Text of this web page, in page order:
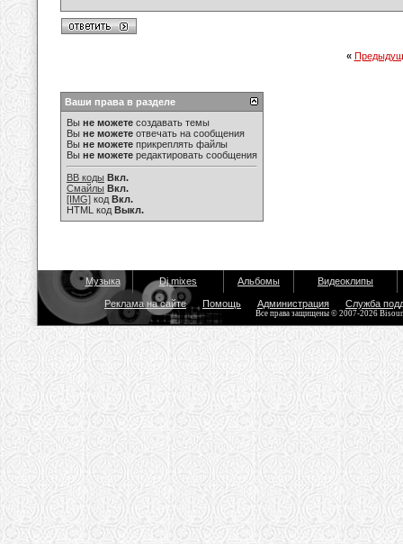
«
Ваши права в разделе
Вы не можете создавать темы
Вы не можете отвечать на сообщения
Вы не можете прикреплять файлы
Вы не можете редактировать сообщения
BB коды Вкл.
Смайлы Вкл.
[IMG] код Вкл.
HTML код Выкл.
Музыка Dj mixes Альбомы Видеоклипы
Реклама на сайте Помощь Администрация Служба
Все права защищены © 2007-2026